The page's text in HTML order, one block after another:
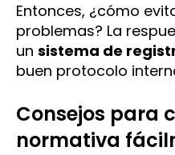
Entonces, ¿cómo
problemas? La
un sistema de
buen protocolo
Consejos para
normativa